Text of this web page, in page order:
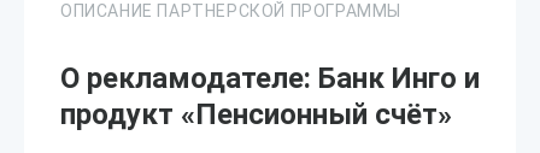
ОПИСАНИЕ ПАРТНЕРСКОЙ ПРОГРАММЫ
О рекламодателе: Банк Инго и
продукт «Пенсионный счёт»